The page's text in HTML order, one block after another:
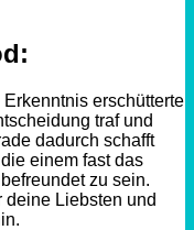
erschütterte
traf und
dadurch schafft
einem fast das
zu sein.
deine Liebsten und